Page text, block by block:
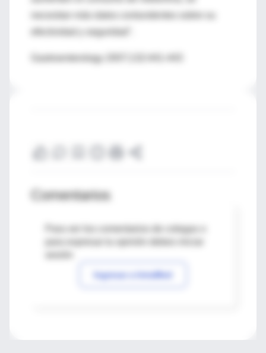
efectividad y seguridad".
Gastroenterology 2007;132:441-443
Comentarios
Para ver los comentarios de colegas o
Ingresar a IntraMed